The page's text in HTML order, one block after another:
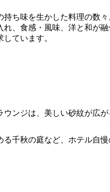
ち味を生かした料理の数々
、食感・風味、洋と和が融
ています。
ンジは、美しい砂紋が広
千秋の庭など、ホテル自慢